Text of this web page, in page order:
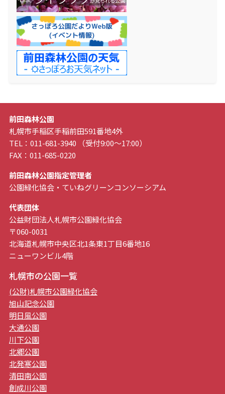
前田森林公園
札幌市手稲区手稲前田591番地4外
TEL：011-681-3940 （受付9:00～17:00）
FAX：011-685-0220
前田森林公園指定管理者
公園緑化協会・ていねグリーンコンソーシアム
代表団体
公益財団法人札幌市公園緑化協会
〒060-0031
北海道札幌市中央区北1条東1丁目6番地16
ニューワンビル4階
札幌市の公園一覧
(公財)札幌市公園緑化協会
旭山記念公園
明日風公園
大通公園
川下公園
北郷公園
北発寒公園
清田南公園
創成川公園